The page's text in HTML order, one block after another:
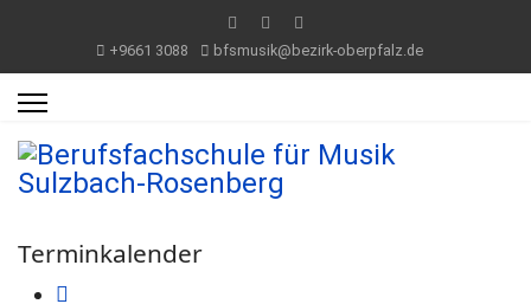
+9661 3088 bfsmusik@bezirk-oberpfalz.de
Terminkalender